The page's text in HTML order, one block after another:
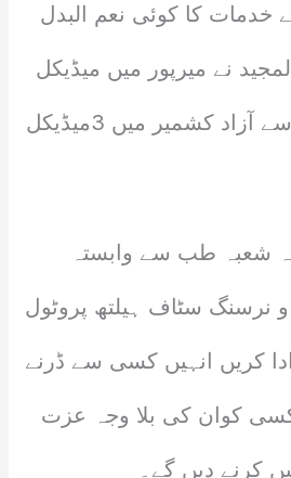
خدمات کا کوئی نعم البدل
نے میرپور میں میڈیکل
کالج بنانے کی وجہ سے آزاد کشمیر میں 3میڈیکل
کہ شعبہ طب سے وابستہ
و نرسنگ سٹاف ہیلتھ پروٹول
کریں انہیں کسی سے ڈرنے
کوان کی بلا وجہ عزت
کرنے دیں گے۔